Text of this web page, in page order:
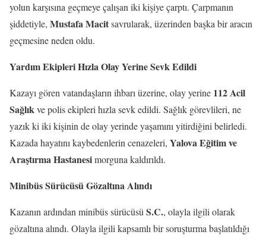
yolun karşısına geçmeye çalışan iki kişiye çarptı. Çarpmanın
şiddetiyle, Mustafa Macitsavrularak, üzerinden başka bir aracın
geçmesine neden oldu.
Yardım Ekipleri Hızla Olay Yerine Sevk Edildi
Kazayı gören vatandaşların ihbarı üzerine, olay yerine 112 Acil
Sağlıkve polis ekipleri hızla sevk edildi. Sağlık görevlileri, ne
yazık ki iki kişinin de olay yerinde yaşamını yitirdiğini belirledi.
Kazada hayatını kaybedenlerin cenazeleri, Yalova Eğitim ve
Araştırma Hastanesimorguna kaldırıldı.
Minibüs Sürücüsü Gözaltına Alındı
Kazanın ardından minibüs sürücüsüS.C., olayla ilgili olarak
gözaltına alındı. Olayla ilgili kapsamlı bir soruşturma başlatıldığı